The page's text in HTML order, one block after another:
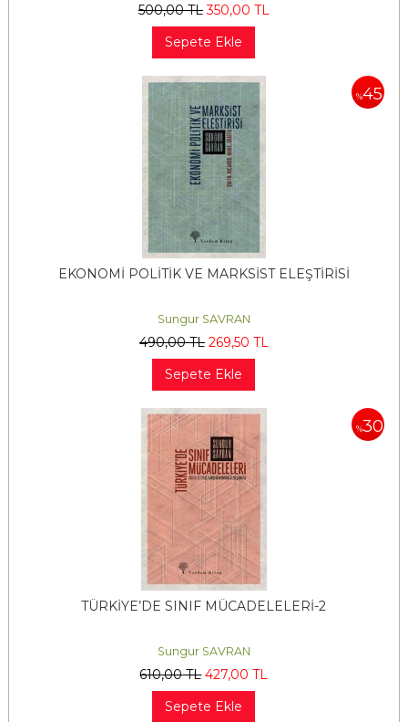
500,00TL 350,00 TL
Sepete Ekle
%45
EKONOMİ POLİTİK VE MARKSİST ELEŞTİRİSİ
Sungur SAVRAN
490,00TL 269,50 TL
Sepete Ekle
%30
TÜRKİYE’DE SINIF MÜCADELELERİ-2
Sungur SAVRAN
610,00TL 427,00 TL
Sepete Ekle